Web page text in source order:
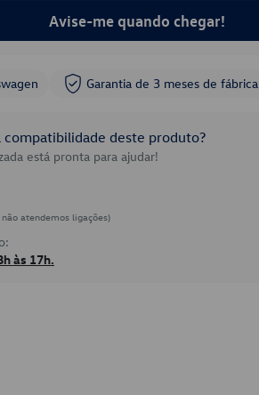
Avise-me quando chegar!
Garantia de 3 meses de fábrica
compatibilidade deste produto?
está pronta para ajudar!
atendemos ligações)
às 17h.